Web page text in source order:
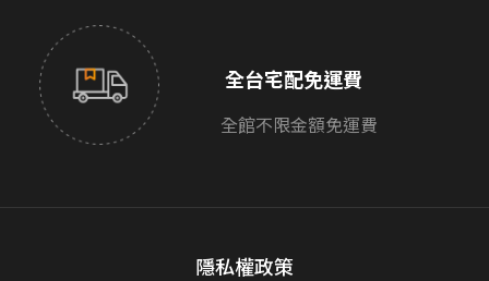
全台宅配免運費
全館不限金額免運費
隱私權政策